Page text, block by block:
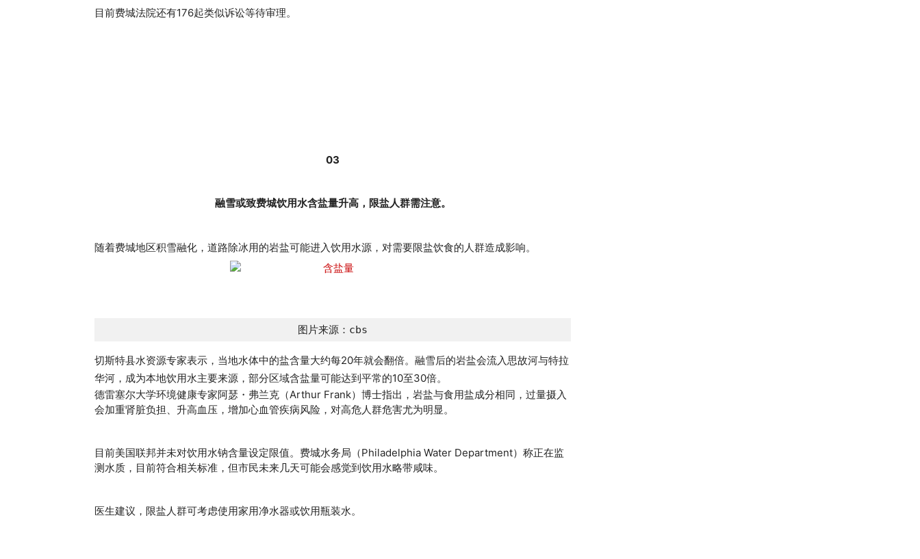
目前费城法院还有176起类似诉讼等待审理。
03
融雪或致费城饮用水含盐量升高，限盐人群需注意。
随着费城地区积雪融化，道路除冰用的岩盐可能进入饮用水源，对需要限盐饮食的人群造成影响。
图片来源：cbs
切斯特县水资源专家表示，当地水体中的盐含量大约每20年就会翻倍。融雪后的岩盐会流入思故河与特拉
华河，成为本地饮用水主要来源，部分区域含盐量可能达到平常的10至30倍。
德雷塞尔大学环境健康专家阿瑟・弗兰克（Arthur Frank）博士指出，岩盐与食用盐成分相同，过量摄入
会加重肾脏负担、升高血压，增加心血管疾病风险，对高危人群危害尤为明显。
目前美国联邦并未对饮用水钠含量设定限值。费城水务局（Philadelphia Water Department）称正在监
测水质，目前符合相关标准，但市民未来几天可能会感觉到饮用水略带咸味。
医生建议，限盐人群可考虑使用家用净水器或饮用瓶装水。